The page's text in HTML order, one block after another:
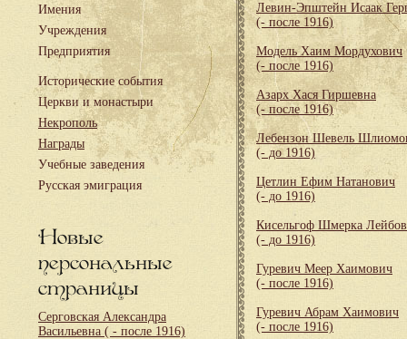
Имения
Учреждения
Предприятия
Исторические события
Церкви и монастыри
Некрополь
Награды
Учебные заведения
Русская эмиграция
Новые
персональные
страницы
Серговская Александра
Васильевна ( - после 1916)
Левин-Эпштейн Исаак
(- после 1916)
Модель Хаим Мордухович
(- после 1916)
Азарх Хася Гиршевна
(- после 1916)
Лебензон Шевель
(- до 1916)
Цетлин Ефим Натанович
(- до 1916)
Кисельгоф Шмерка
(- до 1916)
Гуревич Меер Хаимович
(- после 1916)
Гуревич Абрам Хаимович
(- после 1916)